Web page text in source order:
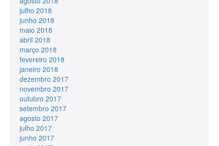
julho 2018
junho 2018
maio 2018
abril 2018
março 2018
fevereiro 2018
janeiro 2018
dezembro 2017
novembro 2017
outubro 2017
setembro 2017
agosto 2017
julho 2017
junho 2017